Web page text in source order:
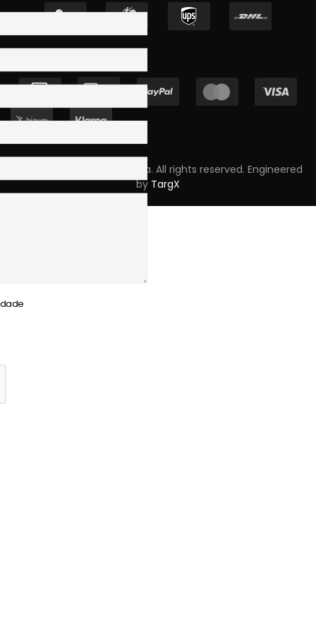
Copyright © 2023 Skpro, Lda. All rights reserved. Engineered
by TargX